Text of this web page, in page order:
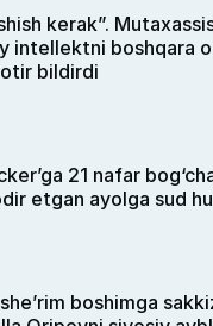
kerak”.
intellektni boshqara
bildirdi
21 nafar
etgan ayolga sud
boshimga